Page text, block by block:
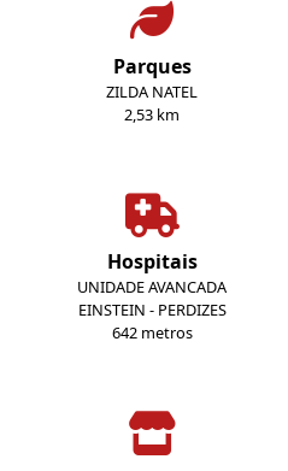
Parques
ZILDA NATEL
2,53 km
Hospitais
UNIDADE AVANCADA
EINSTEIN - PERDIZES
642 metros